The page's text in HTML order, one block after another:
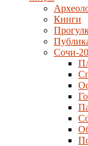
Книги
Сочи-